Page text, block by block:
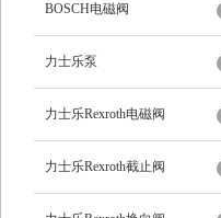
BOSCH电磁阀
力士乐泵
力士乐Rexroth电磁阀
力士乐Rexroth截止阀